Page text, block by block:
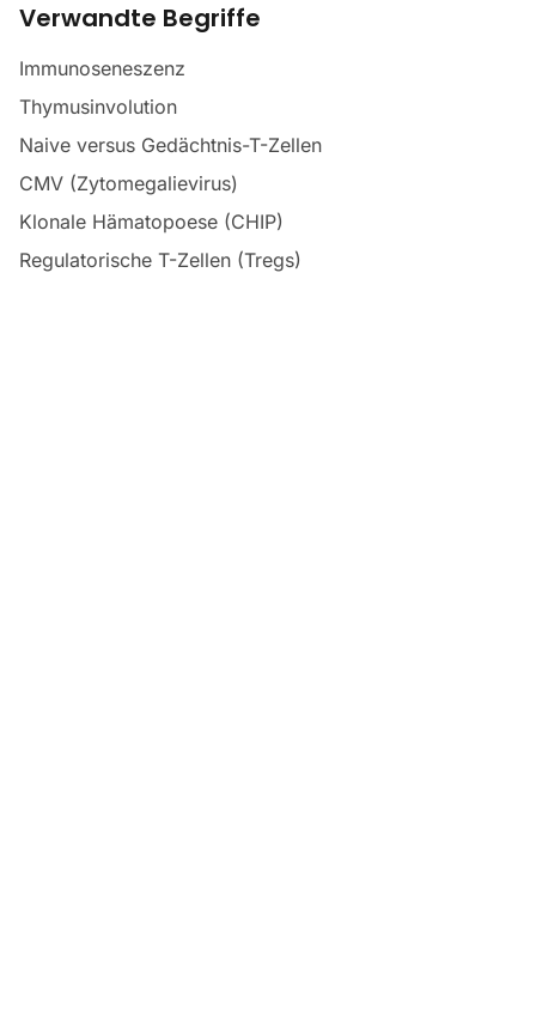
Verwandte Begriffe
Immunoseneszenz
Thymusinvolution
Naive versus Gedächtnis-T-Zellen
CMV (Zytomegalievirus)
Klonale Hämatopoese (CHIP)
Regulatorische T-Zellen (Tregs)